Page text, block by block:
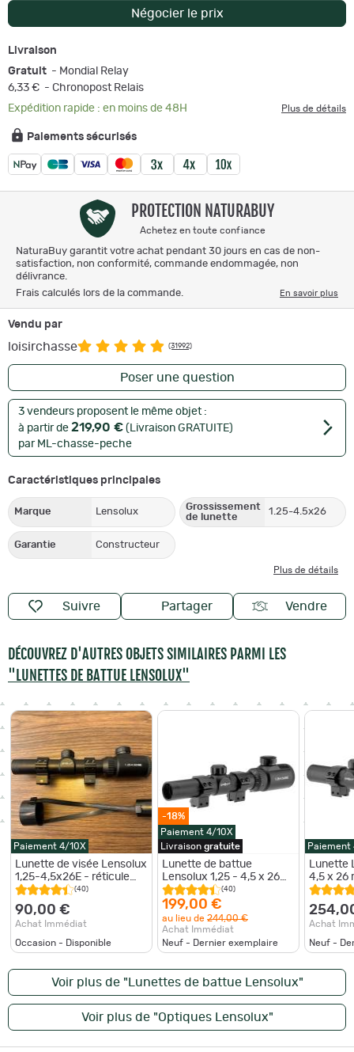
Négocier le prix
Livraison
Gratuit - Mondial Relay
6,33 € - Chronopost Relais
Expédition rapide : en moins de 48H
Plus de détails
Paiements sécurisés
PROTECTION NATURABUY
Achetez en toute confiance
NaturaBuy garantit votre achat pendant 30 jours en cas de non-
satisfaction, non conformité, commande endommagée, non
délivrance.
Frais calculés lors de la commande.
En savoir plus
Vendu par
loisirchasse (31992)
Poser une question
3 vendeurs proposent le même objet :
à partir de 219,90 € (Livraison GRATUITE)
par ML-chasse-peche
Caractéristiques principales
Marque Lensolux
Grossissement
de lunette
1.25-4.5x26
Garantie Constructeur
Plus de détails
Suivre Partager Vendre
DÉCOUVREZ D'AUTRES OBJETS SIMILAIRES PARMI LES
"LUNETTES DE BATTUE LENSOLUX"
Paiement 4/10X
Lunette de visée Lensolux
1,25-4,5x26E - réticule
illuminé n°4 (40)
90,00 €
Achat Immédiat
Occasion - Disponible
-18%
Paiement 4/10X
Livraison gratuite
Lunette de battue
Lensolux 1,25 - 4,5 x 26
mm
(40)
199,00 €
au lieu de 244,00 €
Achat Immédiat
Neuf - Dernier exemplaire
Paiement
Lunette
4,5 x 26
Achat
Neuf -
Voir plus de "Lunettes de battue Lensolux"
Voir plus de "Optiques Lensolux"